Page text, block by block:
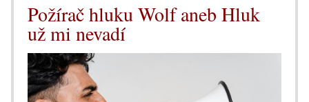
Požírač hluku Wolf aneb Hluk
už mi nevadí